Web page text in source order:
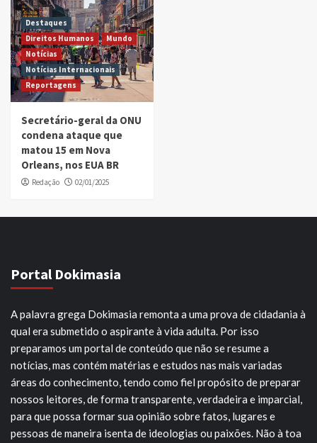
Destaques
Direitos Humanos
Mundo
Notícias
Notícias Internacionais
Reportagens
Secretário-geral da ONU
condena ataque que
matou 15 em Nova
Orleans, nos EUA BR
Redação 02/01/2025
Portal Dokimasia
A palavra grega Dokimasia remonta a uma prova de cidadania à
qual era submetido o aspirante à vida adulta. Por isso
preparamos um portal de conteúdo que não se resume a
notícias, mas contém matérias e estudos nas mais variadas
áreas do conhecimento, tendo como fiel propósito de preparar
nossos leitores, de forma transparente, verdadeira e imparcial,
para que possa formar sua opinião sobre fatos, lugares e
pessoas de maneira isenta de ideologias ou paixões. Não à toa